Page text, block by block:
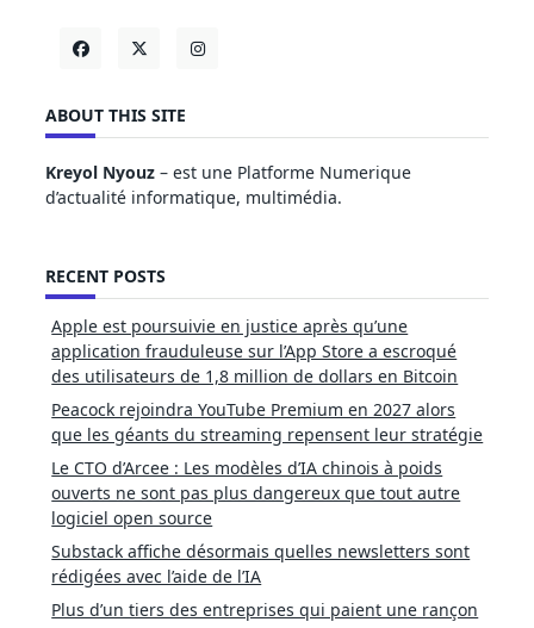
ABOUT THIS SITE
Kreyol Nyouz – est une Platforme Numerique
d’actualité informatique, multimédia.
RECENT POSTS
Apple est poursuivie en justice après qu’une
application frauduleuse sur l’App Store a escroqué
des utilisateurs de 1,8 million de dollars en Bitcoin
Peacock rejoindra YouTube Premium en 2027 alors
que les géants du streaming repensent leur stratégie
Le CTO d’Arcee : Les modèles d’IA chinois à poids
ouverts ne sont pas plus dangereux que tout autre
logiciel open source
Substack affiche désormais quelles newsletters sont
rédigées avec l’aide de l’IA
Plus d’un tiers des entreprises qui paient une rançon